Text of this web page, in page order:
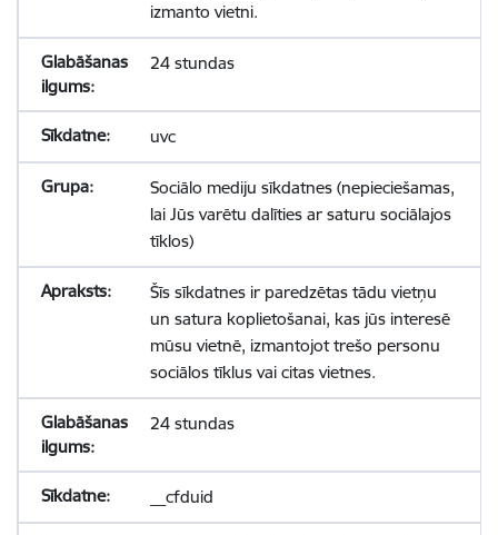
izmanto vietni.
24 stundas
uvc
Sociālo mediju sīkdatnes (nepieciešamas,
lai Jūs varētu dalīties ar saturu sociālajos
tīklos)
Šīs sīkdatnes ir paredzētas tādu vietņu
un satura koplietošanai, kas jūs interesē
mūsu vietnē, izmantojot trešo personu
sociālos tīklus vai citas vietnes.
24 stundas
__cfduid